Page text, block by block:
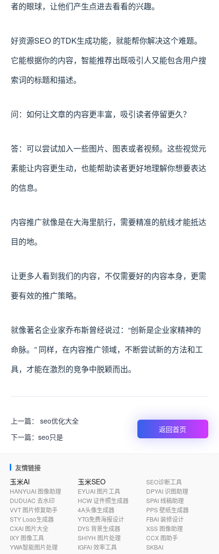
者的眼球，让他们产生点进去看看的兴趣。
好资源SEO 的TDK生成功能，就能帮你解决这个难题。
它能根据你的内容，智能推荐出既吸引人又能包含用户搜
索词的标题和描述。
问：如何让文章的内容更丰富，吸引读者停留更久？
答：可以尝试加入一些图片、图表或者视频。这些视觉元
素能让内容更生动，也能帮助读者更好地理解你想要表达
的信息。
内容推广就像是在大海里航行，需要精准的航线才能抵达
目的地。
让更多人看到我们的内容，不仅需要好的内容本身，更需
要有效的推广策略。
就像著名企业家乔布斯曾经说过：“创新是企业家精神的
命脉。” 同样，在内容推广领域，不断尝试新的方法和工
具，才能在激烈的竞争中脱颖而出。
上一篇：
seo优化大全
下一篇：seo只是
返回首页
友情链接
玉米AI 玉米SEO
SEO诊断工具
HANYUAI 图像助理
EYUAI 图片工具
DPYAI 识图助理
DUDUAC 去水印
HCW 证件照生成器
SPAI 线稿助理
VVT 图片修复助手
4A头像生成器
PPS 壁纸生成器
STY Logo生成器
YTG免费海报设计
FBAI 装修设计
CXAI 图片大全
DYS 背景生成器
XSS 图像助理
IXY 图像工具
SHIYH 图片处理
CCX 图助手
YWA智能图片处理
IGFAI 效率工具
SKBAI